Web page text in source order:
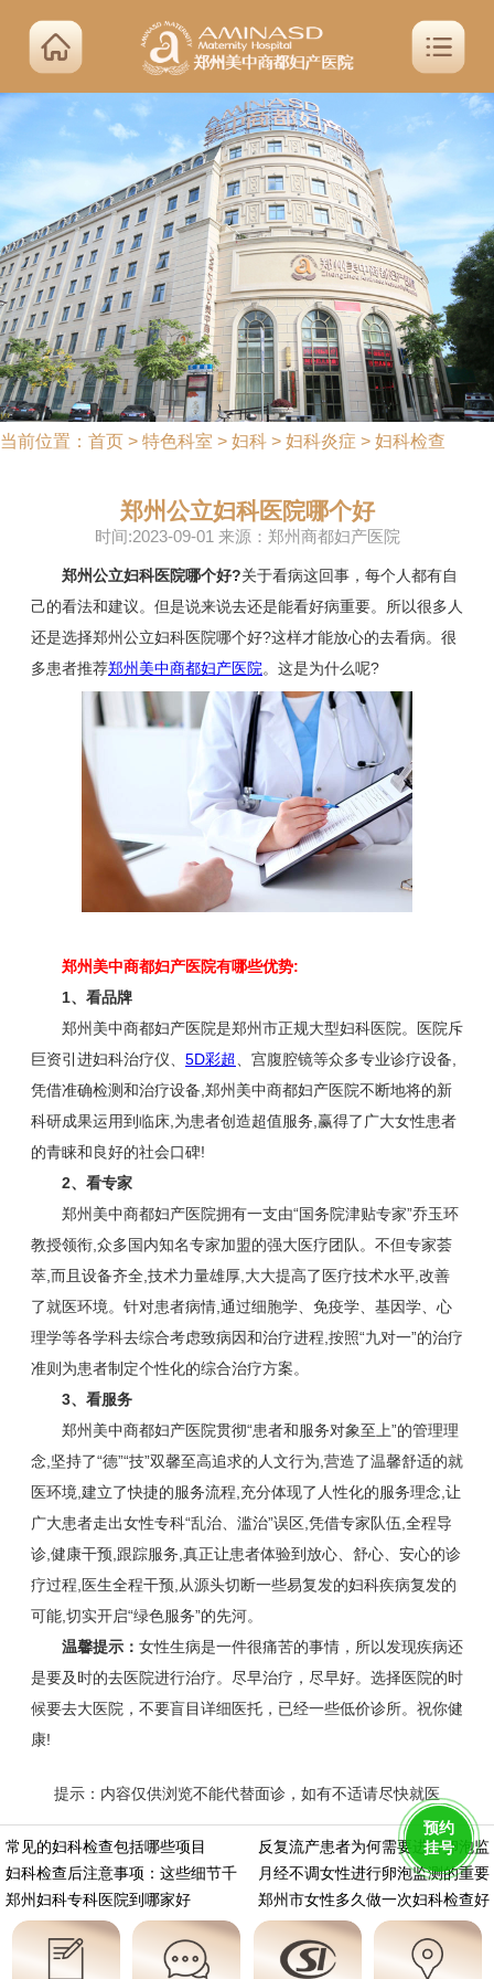
当前位置： 首页 > 特色科室 > 妇科 > 妇科炎症 > 妇科检查
郑州公立妇科医院哪个好
时间:2023-09-01 来源：郑州商都妇产医院
郑州公立妇科医院哪个好?关于看病这回事，每个人都有自
己的看法和建议。但是说来说去还是能看好病重要。所以很多人
还是选择郑州公立妇科医院哪个好?这样才能放心的去看病。很
多患者推荐郑州美中商都妇产医院。这是为什么呢?
郑州美中商都妇产医院有哪些优势:
1、看品牌
郑州美中商都妇产医院是郑州市正规大型妇科医院。医院斥
巨资引进妇科治疗仪、 5D彩超、宫腹腔镜等众多专业诊疗设备,
凭借准确检测和治疗设备,郑州美中商都妇产医院不断地将的新
科研成果运用到临床,为患者创造超值服务,赢得了广大女性患者
的青睐和良好的社会口碑!
2、看专家
郑州美中商都妇产医院拥有一支由“国务院津贴专家”乔玉环
教授领衔,众多国内知名专家加盟的强大医疗团队。不但专家荟
萃,而且设备齐全,技术力量雄厚,大大提高了医疗技术水平,改善
了就医环境。针对患者病情,通过细胞学、免疫学、基因学、心
理学等各学科去综合考虑致病因和治疗进程,按照“九对一”的治疗
准则为患者制定个性化的综合治疗方案。
3、看服务
郑州美中商都妇产医院贯彻“患者和服务对象至上”的管理理
念,坚持了“德”“技”双馨至高追求的人文行为,营造了温馨舒适的就
医环境,建立了快捷的服务流程,充分体现了人性化的服务理念,让
广大患者走出女性专科“乱治、滥治”误区,凭借专家队伍,全程导
诊,健康干预,跟踪服务,真正让患者体验到放心、舒心、安心的诊
疗过程,医生全程干预,从源头切断一些易复发的妇科疾病复发的
可能,切实开启“绿色服务”的先河。
温馨提示： 女性生病是一件很痛苦的事情，所以发现疾病还
是要及时的去医院进行治疗。尽早治疗，尽早好。选择医院的时
候要去大医院，不要盲目详细医托，已经一些低价诊所。祝你健
康!
提示：内容仅供浏览不能代替面诊，如有不适请尽快就医
常见的妇科检查包括哪些项目
反复流产患者为何需要进行卵泡监
妇科检查后注意事项：这些细节千
月经不调女性进行卵泡监测的重要
郑州妇科专科医院到哪家好
郑州市女性多久做一次妇科检查好
预约
挂号